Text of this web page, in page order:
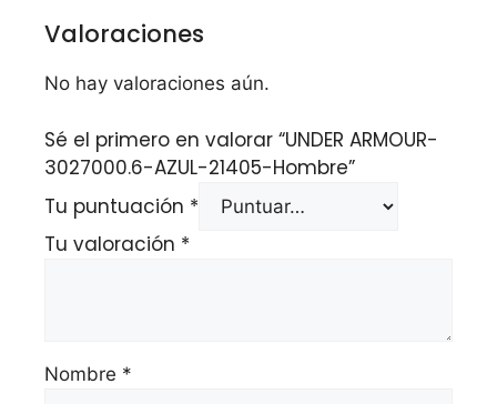
Valoraciones
No hay valoraciones aún.
Sé el primero en valorar “UNDER ARMOUR-
3027000.6-AZUL-21405-Hombre”
Tu puntuación *
Tu valoración *
Nombre *